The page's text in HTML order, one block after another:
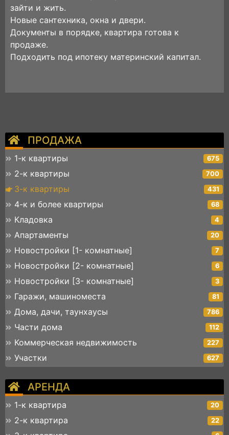
ПРОДАЖА
1-к квартиры 675
2-к квартиры 700
3-к квартиры 431
4-к и более квартиры 68
Кладовка 4
Апартаменты 20
Новостройки [1- комнатные] 7
Новостройки [2- комнатные] 6
Новостройки [3- комнатные] 3
Гаражи, машиноместа 81
Дома, дачи, таунхаусы 786
Части дома 112
Коммерческая недвижимость 227
Участки 627
АРЕНДА
1-к квартира 20
2-к квартира 22
зайти и жить.
Новые сантехника, окна и двери.
Документы в порядке, квартира готова к
продаже.
Подходить под ипотеку материнский капитал.